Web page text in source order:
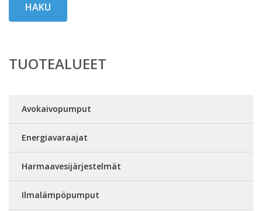
HAKU
TUOTEALUEET
Avokaivopumput
Energiavaraajat
Harmaavesijärjestelmät
Ilmalämpöpumput